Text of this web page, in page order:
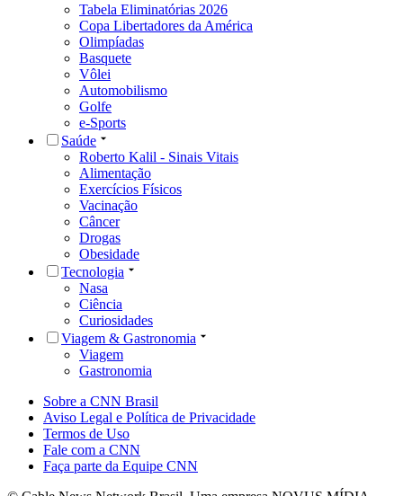
Tabela Eliminatórias 2026
Copa Libertadores da América
Olimpíadas
Basquete
Vôlei
Automobilismo
Golfe
e-Sports
Saúde
Roberto Kalil - Sinais Vitais
Alimentação
Exercícios Físicos
Vacinação
Câncer
Drogas
Obesidade
Tecnologia
Nasa
Ciência
Curiosidades
Viagem & Gastronomia
Viagem
Gastronomia
Sobre a CNN Brasil
Aviso Legal e Política de Privacidade
Termos de Uso
Fale com a CNN
Faça parte da Equipe CNN